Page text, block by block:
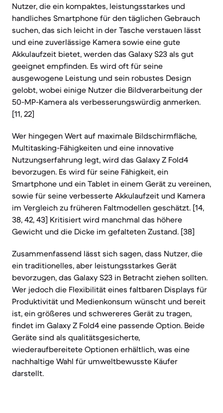
Nutzer, die ein kompaktes, leistungsstarkes und
handliches Smartphone für den täglichen Gebrauch
suchen, das sich leicht in der Tasche verstauen lässt
und eine zuverlässige Kamera sowie eine gute
Akkulaufzeit bietet, werden das Galaxy S23 als gut
geeignet empfinden. Es wird oft für seine
ausgewogene Leistung und sein robustes Design
gelobt, wobei einige Nutzer die Bildverarbeitung der
50-MP-Kamera als verbesserungswürdig anmerken.
[11, 22]
Wer hingegen Wert auf maximale Bildschirmfläche,
Multitasking-Fähigkeiten und eine innovative
Nutzungserfahrung legt, wird das Galaxy Z Fold4
bevorzugen. Es wird für seine Fähigkeit, ein
Smartphone und ein Tablet in einem Gerät zu vereinen,
sowie für seine verbesserte Akkulaufzeit und Kamera
im Vergleich zu früheren Faltmodellen geschätzt. [14,
38, 42, 43] Kritisiert wird manchmal das höhere
Gewicht und die Dicke im gefalteten Zustand. [38]
Zusammenfassend lässt sich sagen, dass Nutzer, die
ein traditionelles, aber leistungsstarkes Gerät
bevorzugen, das Galaxy S23 in Betracht ziehen sollten.
Wer jedoch die Flexibilität eines faltbaren Displays für
Produktivität und Medienkonsum wünscht und bereit
ist, ein größeres und schwereres Gerät zu tragen,
findet im Galaxy Z Fold4 eine passende Option. Beide
Geräte sind als qualitätsgesicherte,
wiederaufbereitete Optionen erhältlich, was eine
nachhaltige Wahl für umweltbewusste Käufer
darstellt.